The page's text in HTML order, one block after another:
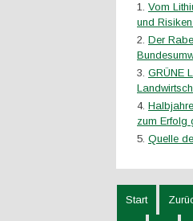
Vom
und
Der
GRÜNE
zum Erfolg
Quelle
Start